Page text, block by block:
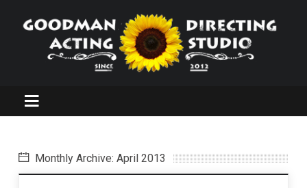
Monthly Archive: April 2013